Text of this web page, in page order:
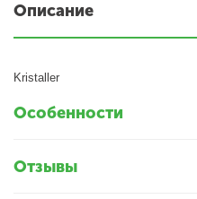
Описание
Kristaller
Особенности
Отзывы